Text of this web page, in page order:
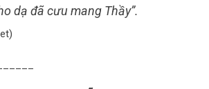
dạ đã cưu mang Thầy”.